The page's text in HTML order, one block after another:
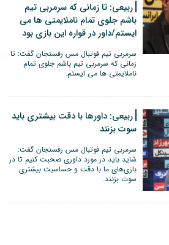
ربیعی: تا زمانی که سرمربی تیم
باشم جلوی تمام ناملایمتی ها می
ایستم/داور در قواره این بازی بود
سرمربی تیم فوتبال مس رفسنجان گفت: تا
زمانی که سرمربی تیم باشم جلوی تمام
ناملایمتی ها می ایستم.
ربیعی: داورها با دقت بیشتری باید
سوت بزنند
سرمربی تیم فوتبال مس رفسنجان گفت:
شاید باید در مورد داوری صحبت کنیم تا در
بازی‌های ما با دقت و حساسیت بیشتری
سوت بزنند.